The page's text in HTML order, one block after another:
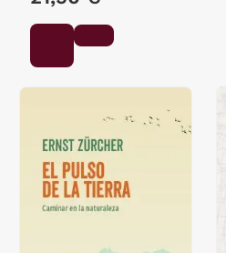
LÓPEZ, ISMAEL